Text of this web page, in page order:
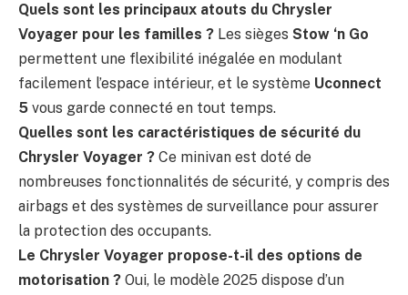
Quels sont les principaux atouts du Chrysler
Voyager pour les familles ? Les sièges Stow ‘n Go
permettent une flexibilité inégalée en modulant
facilement l’espace intérieur, et le système Uconnect
5 vous garde connecté en tout temps.
Quelles sont les caractéristiques de sécurité du
Chrysler Voyager ? Ce minivan est doté de
nombreuses fonctionnalités de sécurité, y compris des
airbags et des systèmes de surveillance pour assurer
la protection des occupants.
Le Chrysler Voyager propose-t-il des options de
motorisation ? Oui, le modèle 2025 dispose d’un